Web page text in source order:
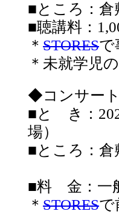
■ところ：倉
■聴講料：
＊ STORESで
＊未就学児
◆コンサー
■と き：
場）
■ところ ：
■料 金：一
＊ STORESで